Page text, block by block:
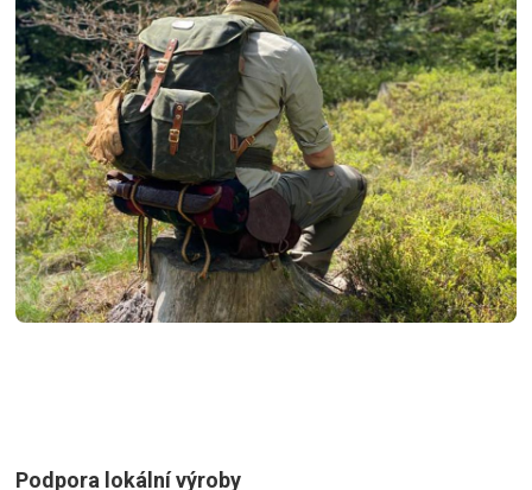
Podpora lokální výroby